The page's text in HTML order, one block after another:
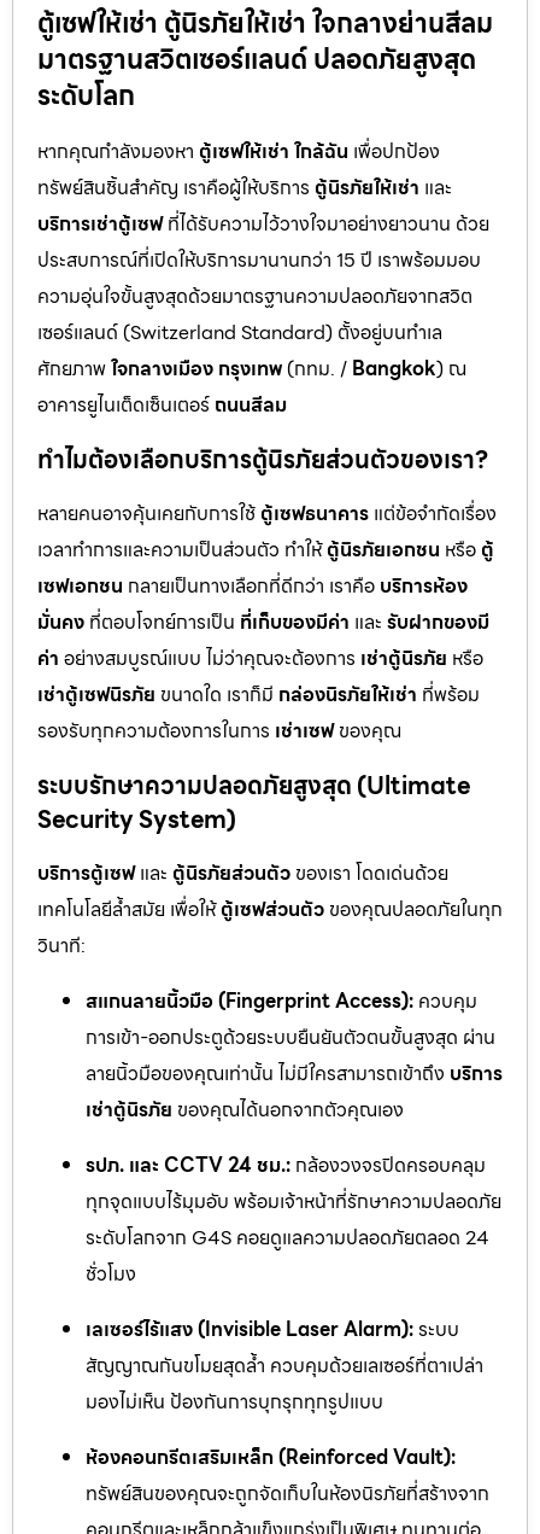
ตู้เซฟให้เช่า ตู้นิรภัยให้เช่า ใจกลางย่านสีลม
มาตรฐานสวิตเซอร์แลนด์ ปลอดภัยสูงสุด
ระดับโลก
หากคุณกำลังมองหา ตู้เซฟให้เช่า ใกล้ฉัน เพื่อปกป้อง
ทรัพย์สินชิ้นสำคัญ เราคือผู้ให้บริการ ตู้นิรภัยให้เช่า และ
บริการเช่าตู้เซฟที่ได้รับความไว้วางใจมาอย่างยาวนาน ด้วย
ประสบการณ์ที่เปิดให้บริการมานานกว่า 15 ปี เราพร้อมมอบ
ความอุ่นใจขั้นสูงสุดด้วยมาตรฐานความปลอดภัยจากสวิต
เซอร์แลนด์ (Switzerland Standard) ตั้งอยู่บนทำเล
ศักยภาพใจกลางเมือง กรุงเทพ(กทม. / Bangkok) ณ
อาคารยูไนเต็ดเซ็นเตอร์ ถนนสีลม
ทำไมต้องเลือกบริการตู้นิรภัยส่วนตัวของเรา?
หลายคนอาจคุ้นเคยกับการใช้ ตู้เซฟธนาคาร แต่ข้อจำกัดเรื่อง
เวลาทำการและความเป็นส่วนตัว ทำให้ตู้นิรภัยเอกชน หรือ ตู้
เซฟเอกชน กลายเป็นทางเลือกที่ดีกว่า เราคือ บริการห้อง
มั่นคง ที่ตอบโจทย์การเป็น ที่เก็บของมีค่า และ รับฝากของมี
ค่า อย่างสมบูรณ์แบบ ไม่ว่าคุณจะต้องการ เช่าตู้นิรภัย หรือ
เช่าตู้เซฟนิรภัย ขนาดใด เราก็มี กล่องนิรภัยให้เช่า ที่พร้อม
รองรับทุกความต้องการในการ เช่าเซฟของคุณ
ระบบรักษาความปลอดภัยสูงสุด (Ultimate
Security System)
บริการตู้เซฟและ ตู้นิรภัยส่วนตัว ของเรา โดดเด่นด้วย
เทคโนโลยีล้ำสมัย เพื่อให้ตู้เซฟส่วนตัว ของคุณปลอดภัยในทุก
วินาที:
สแกนลายนิ้วมือ (Fingerprint Access): ควบคุม
การเข้า-ออกประตูด้วยระบบยืนยันตัวตนขั้นสูงสุด ผ่าน
ลายนิ้วมือของคุณเท่านั้น ไม่มีใครสามารถเข้าถึง บริการ
เช่าตู้นิรภัย ของคุณได้นอกจากตัวคุณเอง
รปภ. และ CCTV 24 ชม.: กล้องวงจรปิดครอบคลุม
ทุกจุดแบบไร้มุมอับ พร้อมเจ้าหน้าที่รักษาความปลอดภัย
ระดับโลกจาก G4S คอยดูแลความปลอดภัยตลอด 24
ชั่วโมง
เลเซอร์ไร้แสง (Invisible Laser Alarm):ระบบ
สัญญาณกันขโมยสุดล้ำ ควบคุมด้วยเลเซอร์ที่ตาเปล่า
มองไม่เห็น ป้องกันการบุกรุกทุกรูปแบบ
ห้องคอนกรีตเสริมเหล็ก (Reinforced Vault):
ทรัพย์สินของคุณจะถูกจัดเก็บในห้องนิรภัยที่สร้างจาก